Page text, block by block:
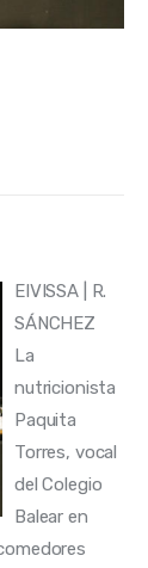
EIVISSA | R.
SÁNCHEZ
La
nutricionista
Paquita
Torres, vocal
del Colegio
Balear en